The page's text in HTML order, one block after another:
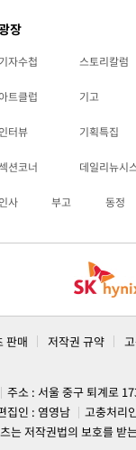
장
기자수첩 스토리칼럼
트클럽 기고
인터뷰 기획특집
션코너 데일리뉴시
인사 부고 동정
판매 저작권 규약
주소 : 서울 중구 퇴계로
집인 : 염영남
고충처리
는 저작권법의 보호를